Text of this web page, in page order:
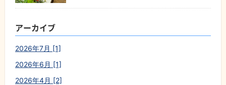
アーカイブ
2026年7月 [1]
2026年6月 [1]
2026年4月 [2]